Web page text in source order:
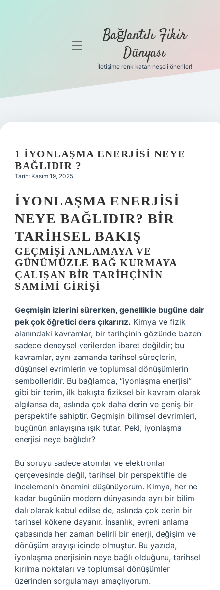
Gizlilik
Hakkımızda
menüyü
Bağlantılı Fikir
Dünyası
İletişime renk katan neşeli öneriler!
1 IYONLAŞMA ENERJISI NEYE
BAĞLIDIR ?
Tarih: Kasım 19, 2025
İYONLAŞMA ENERJISI
NEYE BAĞLIDIR? BIR
TARIHSEL BAKIŞ
GEÇMIŞI ANLAMAYA VE
GÜNÜMÜZLE BAĞ KURMAYA
ÇALIŞAN BIR TARIHÇININ
SAMIMI GIRIŞI
Geçmişin izlerini sürerken, genellikle bugüne dair
pek çok öğretici ders çıkarırız. Kimya ve fizik
alanındaki kavramlar, bir tarihçinin gözünde bazen
sadece deneysel verilerden ibaret değildir; bu
kavramlar, aynı zamanda tarihsel süreçlerin,
düşünsel evrimlerin ve toplumsal dönüşümlerin
sembolleridir. Bu bağlamda, “iyonlaşma enerjisi”
gibi bir terim, ilk bakışta fiziksel bir kavram olarak
algılansa da, aslında çok daha derin ve geniş bir
perspektife sahiptir. Geçmişin bilimsel devrimleri,
bugünün anlayışına ışık tutar. Peki, iyonlaşma
enerjisi neye bağlıdır?
Bu soruyu sadece atomlar ve elektronlar
çerçevesinde değil, tarihsel bir perspektifle de
incelemenin önemini düşünüyorum. Kimya, her ne
kadar bugünün modern dünyasında ayrı bir bilim
dalı olarak kabul edilse de, aslında çok derin bir
tarihsel kökene dayanır. İnsanlık, evreni anlama
çabasında her zaman belirli bir enerji, değişim ve
dönüşüm arayışı içinde olmuştur. Bu yazıda,
iyonlaşma enerjisinin neye bağlı olduğunu, tarihsel
kırılma noktaları ve toplumsal dönüşümler
üzerinden sorgulamayı amaçlıyorum.